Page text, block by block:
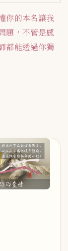
你的本名讓我
題，不管是感
都能透過你獨